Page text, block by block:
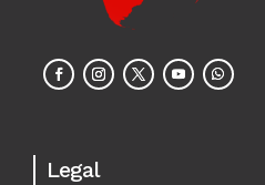
Legal